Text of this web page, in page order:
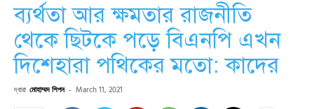
ব্যর্থতা আর ক্ষমতার রাজনীতি
থেকে ছিটকে পড়ে বিএনপি এখন
দিশেহারা পথিকের মতো: কাদের
দ্বারা মোহাম্মদ শিপন - March 11, 2021